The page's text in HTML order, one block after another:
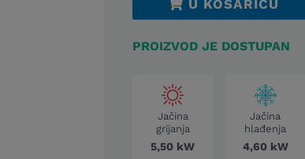
U KOŠARICU
PROIZVOD JE DOSTUPAN
Jačina
grijanja
5,50 kW
Jačina
hlađenja
4,60 kW